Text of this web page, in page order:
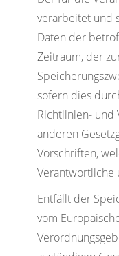
verarbeitet und
Daten der
Zeitraum, der
sofern dies
Richtlinien- und
anderen
Vorschriften,
Verantwortliche
Entfällt der
vom